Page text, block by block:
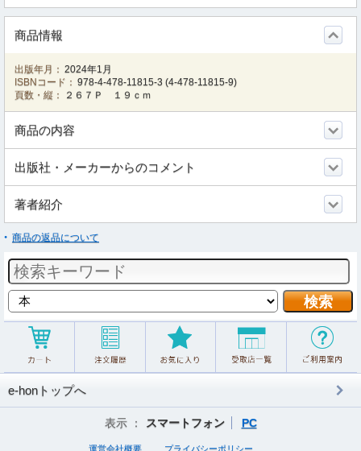
商品情報
出版年月： 2024年1月
ISBNコード： 978-4-478-11815-3 (4-478-11815-9)
頁数・縦：
２６７Ｐ １９ｃｍ
商品の内容
出版社・メーカーからのコメント
著者紹介
商品の返品について
e-honトップへ
表示 ： スマートフォン PC
運営会社概要 プライバシーポリシー